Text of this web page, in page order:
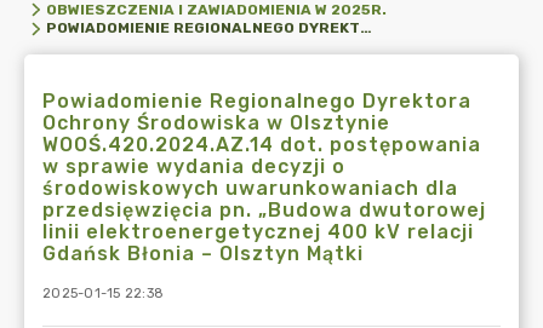
OBWIESZCZENIA I ZAWIADOMIENIA W 2025R.
POWIADOMIENIE REGIONALNEGO DYREKTORA OCHRONY ŚRODOWISKA W OLSZTYNIE WOOŚ.420.2024.AZ.14 DOT. POSTĘPOWANIA W SPRAWIE WYDANIA DECYZJI O ŚRODOWISKOWYCH UWARUNKOWANIACH DLA PRZEDSIĘWZIĘCIA PN. „BUDOWA DWUTOROWEJ LINII ELEKTROENERGETYCZNEJ 400 KV RELACJI GDAŃSK BŁONIA – OLSZTYN MĄTKI
Powiadomienie Regionalnego Dyrektora
Ochrony Środowiska w Olsztynie
WOOŚ.420.2024.AZ.14 dot. postępowania
w sprawie wydania decyzji o
środowiskowych uwarunkowaniach dla
przedsięwzięcia pn. „Budowa dwutorowej
linii elektroenergetycznej 400 kV relacji
Gdańsk Błonia – Olsztyn Mątki
2025-01-15 22:38